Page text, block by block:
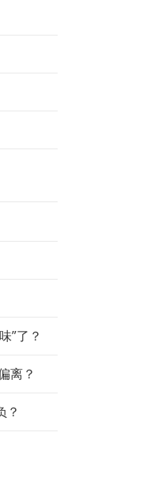
”了？
离？
？